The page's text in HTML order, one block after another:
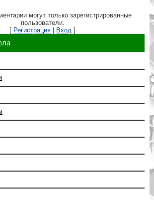
могут только зарегистрированные
пользователи.
[ Регистрация | Вход ]